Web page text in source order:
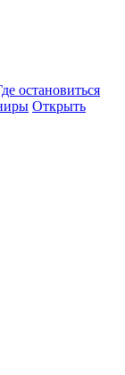
остановиться
Открыть